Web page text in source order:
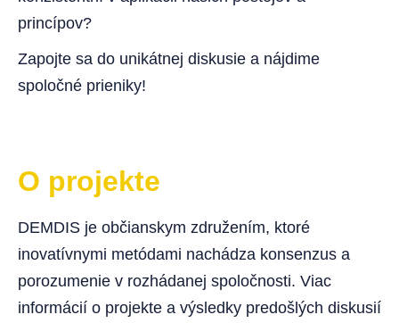
princípov?
Zapojte sa do unikátnej diskusie a nájdime
spoločné prieniky!
O projekte
DEMDIS je občianskym združením, ktoré
inovatívnymi metódami nachádza konsenzus a
porozumenie v rozhádanej spoločnosti. Viac
informácií o projekte a výsledky predošlých diskusií